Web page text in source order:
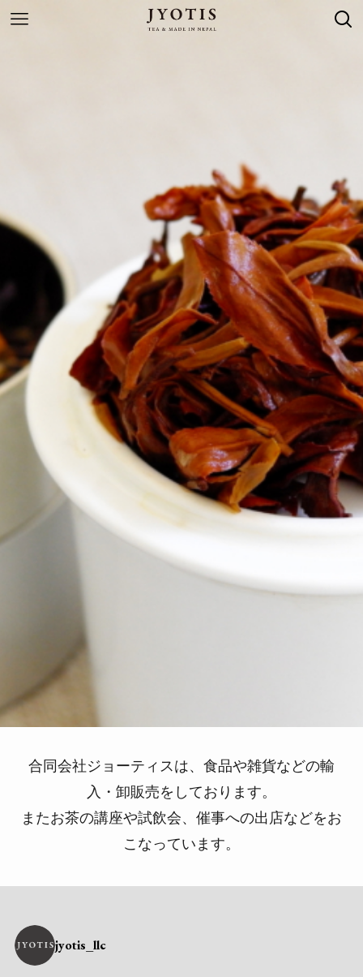
合同会社ジョーティスは、食品や雑貨などの輸
入・卸販売をしております。
またお茶の講座や試飲会、催事への出店などをお
こなっています。
jyotis_llc